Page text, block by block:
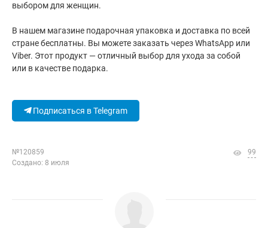
выбором для женщин.
В нашем магазине подарочная упаковка и доставка по всей
стране бесплатны. Вы можете заказать через WhatsApp или
Viber. Этот продукт — отличный выбор для ухода за собой
или в качестве подарка.
Подписаться в Telegram
№120859
Создано: 8 июля
99